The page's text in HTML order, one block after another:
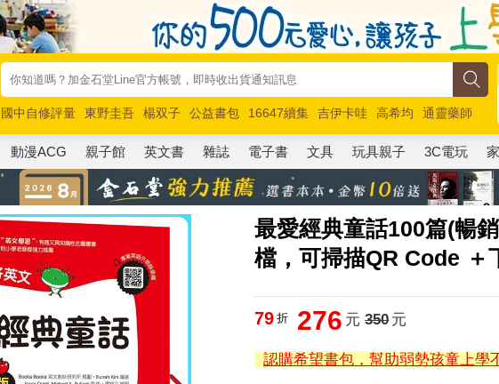
國中自修評量 東野圭吾 楊双子 公益書包 16647續集 吉伊卡哇 高希均
通靈藥師
唯紅花綻放
奧德賽 路邊攤新作 馬斯克 玩具總動員5 超慢跑
動漫ACG 親子館 英文書 雜誌 電子書 文具 玩具親子 3C電玩
最愛經典童話100篇(暢
檔，可掃描QR Code ＋
79 折 276 元 350元
認購希望書包，幫助弱勢孩童上學